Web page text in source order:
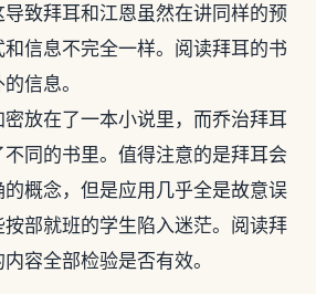
致拜耳和江恩虽然在讲同样的预
信息不完全一样。阅读拜耳的书
信息。
放在了一本小说里，而乔治拜耳
同的书里。值得注意的是拜耳会
概念，但是应用几乎全是故意误
部就班的学生陷入迷茫。阅读拜
容全部检验是否有效。